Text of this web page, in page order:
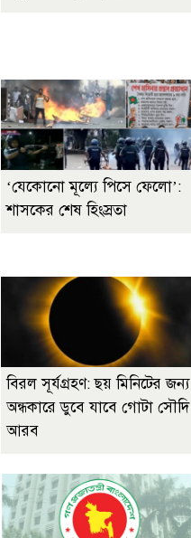
‘যেকোনো মূল্যে পিসে ফেলো’:
শাসকের শেষ হিংস্রতা
বিরল সূর্যগ্রহণ: ছয় মিনিটের জন্য
অন্ধকারে ডুবে যাবে গোটা সৌদি
আরব